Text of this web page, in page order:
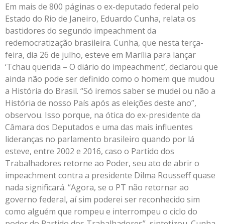
Em mais de 800 páginas o ex-deputado federal pelo
Estado do Rio de Janeiro, Eduardo Cunha, relata os
bastidores do segundo impeachment da
redemocratização brasileira. Cunha, que nesta terça-
feira, dia 26 de julho, esteve em Marília para lançar
‘Tchau querida – O diário do impeachment’, declarou que
ainda não pode ser definido como o homem que mudou
a História do Brasil. “Só iremos saber se mudei ou não a
História de nosso País após as eleições deste ano”,
observou. Isso porque, na ótica do ex-presidente da
Câmara dos Deputados e uma das mais influentes
lideranças no parlamento brasileiro quando por lá
esteve, entre 2002 e 2016, caso o Partido dos
Trabalhadores retorne ao Poder, seu ato de abrir o
impeachment contra a presidente Dilma Rousseff quase
nada significará. “Agora, se o PT não retornar ao
governo federal, aí sim poderei ser reconhecido sim
como alguém que rompeu e interrompeu o ciclo do